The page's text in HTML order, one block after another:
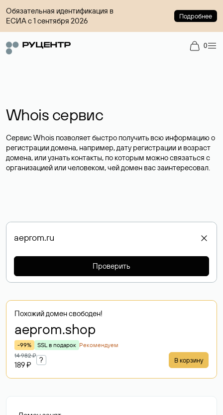
Обязательная идентификация в
ЕСИА с 1 сентября 2026
Подробнее
0
Whois сервис
Сервис Whois позволяет быстро получить всю информацию о
регистрации домена, например, дату регистрации и возраст
домена, или узнать контакты, по которым можно связаться с
организацией или человеком, чей домен вас заинтересовал.
Проверить
Похожий домен свободен!
aeprom.shop
-99% SSL в подарок Рекомендуем
14 982 ₽
189 ₽
? В корзину